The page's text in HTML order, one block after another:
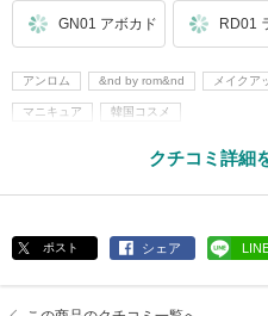
GN01 アボカド RD01
アンロム &nd by rom&nd メイクア
マニキュア 韓国コスメ
クチコミ詳細
ポスト シェア